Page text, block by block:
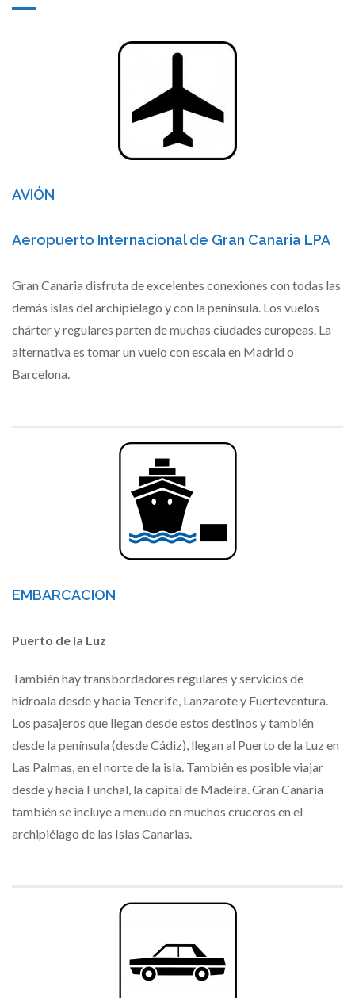
AVIÓN
Aeropuerto Internacional de Gran Canaria LPA
Gran Canaria disfruta de excelentes conexiones con todas las
demás islas del archipiélago y con la península. Los vuelos
chárter y regulares parten de muchas ciudades europeas. La
alternativa es tomar un vuelo con escala en Madrid o
Barcelona.
EMBARCACION
Puerto de la Luz
También hay transbordadores regulares y servicios de
hidroala desde y hacia Tenerife, Lanzarote y Fuerteventura.
Los pasajeros que llegan desde estos destinos y también
desde la península (desde Cádiz), llegan al Puerto de la Luz en
Las Palmas, en el norte de la isla. También es posible viajar
desde y hacia Funchal, la capital de Madeira. Gran Canaria
también se incluye a menudo en muchos cruceros en el
archipiélago de las Islas Canarias.